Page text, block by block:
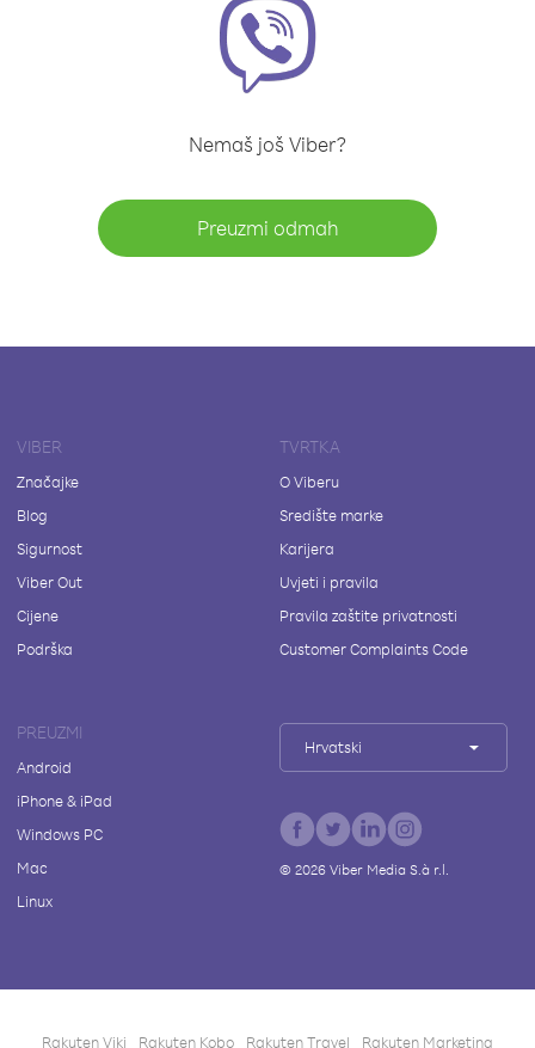
Nemaš još Viber?
Preuzmi odmah
VIBER
Značajke
Blog
Sigurnost
Viber Out
Cijene
Podrška
TVRTKA
O Viberu
Središte marke
Karijera
Uvjeti i pravila
Pravila zaštite privatnosti
Customer Complaints Code
PREUZMI
Android
iPhone & iPad
Windows PC
Mac
Linux
Hrvatski
© 2026Viber Media S.à r.l.
Rakuten Viki Rakuten Kobo Rakuten Travel Rakuten Marketing